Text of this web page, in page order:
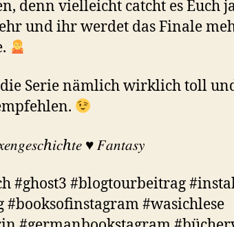
denn vielleicht catcht es Euch
und ihr werdet das Finale
Serie nämlich wirklich toll
♥︎ 𝐹𝑎𝑛𝑡𝑎𝑠𝑦
#ghost3 #blogtourbeitrag
#booksofinstagram #wasichlese